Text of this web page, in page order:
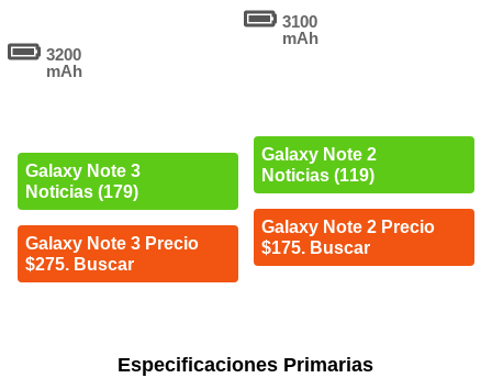
3200
mAh
Galaxy Note 3
Noticias (179)
Galaxy Note 3 Precio
$275. Buscar
3100
mAh
Galaxy Note 2
Noticias (119)
Galaxy Note 2 Precio
$175. Buscar
Especificaciones Primarias